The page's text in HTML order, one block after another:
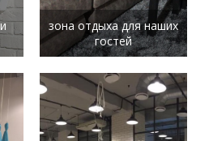
зона отдыха для наших
гостей